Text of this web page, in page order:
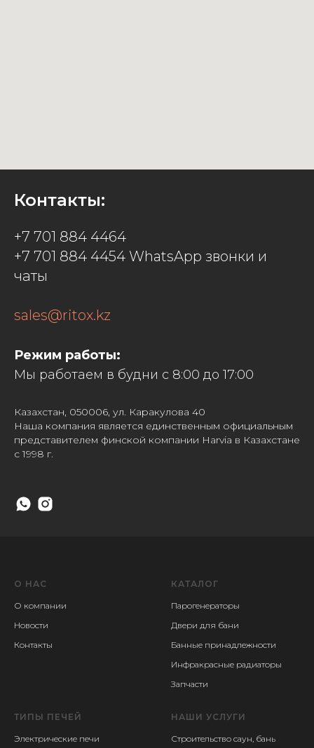
Контакты:
+7 701 884 4464
+7 701 884 4454 WhatsApp звонки и
чаты
sales@ritox.kz
Режим работы:
Мы работаем в будни с 8:00 до 17:00
Казахстан, 050006, ул. Каракулова 40
Наша компания является единственным официальным
представителем финской компании Harvia в Казахстане
с 1998 г.
О НАС
О компании
Новости
Контакты
КАТАЛОГ
Парогенераторы
Двери для бани
Банные принадлежности
Инфракрасные радиаторы
Запчасти
ТИПЫ ПЕЧЕЙ
Электрические печи
НАШИ УСЛУГИ
Строительство саун, бань